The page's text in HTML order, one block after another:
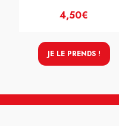
4,50€
JE LE PRENDS !